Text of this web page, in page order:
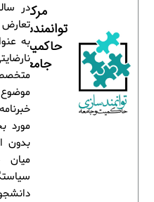
در
تعارض
به
مورد
بدون
مرکز
توانمندسازی
حاکمیت و
جامعه